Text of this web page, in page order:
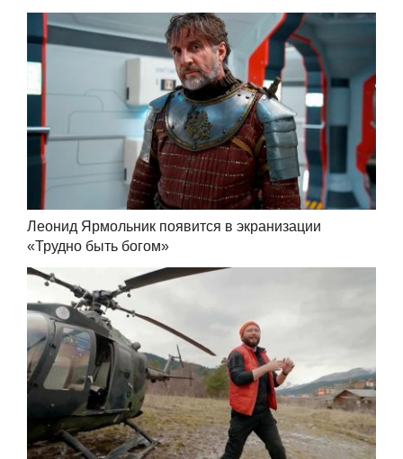
Леонид Ярмольник появится в экранизации
«Трудно быть богом»